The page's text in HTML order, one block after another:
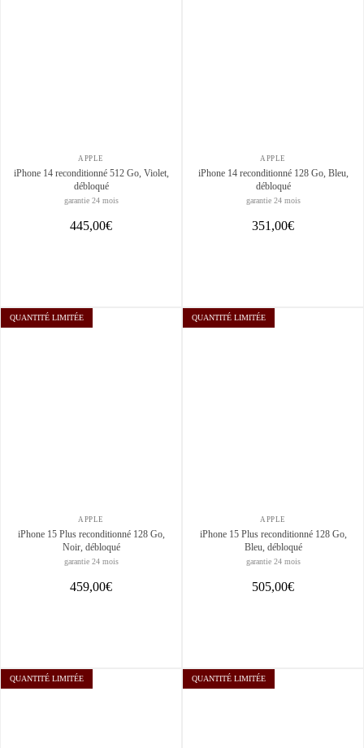
APPLE
iPhone 14 reconditionné 512 Go, Violet,
débloqué
garantie 24 mois
445,00€
APPLE
iPhone 14 reconditionné 128 Go, Bleu,
débloqué
garantie 24 mois
351,00€
QUANTITÉ LIMITÉE
APPLE
iPhone 15 Plus reconditionné 128 Go,
Noir, débloqué
garantie 24 mois
459,00€
QUANTITÉ LIMITÉE
APPLE
iPhone 15 Plus reconditionné 128 Go,
Bleu, débloqué
garantie 24 mois
505,00€
QUANTITÉ LIMITÉE QUANTITÉ LIMITÉE